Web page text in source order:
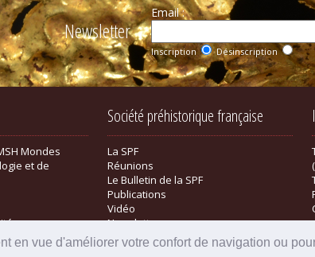
en vue d'améliorer votre confort de navigation ou
Newsletter
Email :
Inscription Désinscription
Mondes
et de
- FRANCE
Société préhistorique française
La SPF
Réunions
Le Bulletin de la SPF
Publications
Vidéo
Newsletter
Boutique